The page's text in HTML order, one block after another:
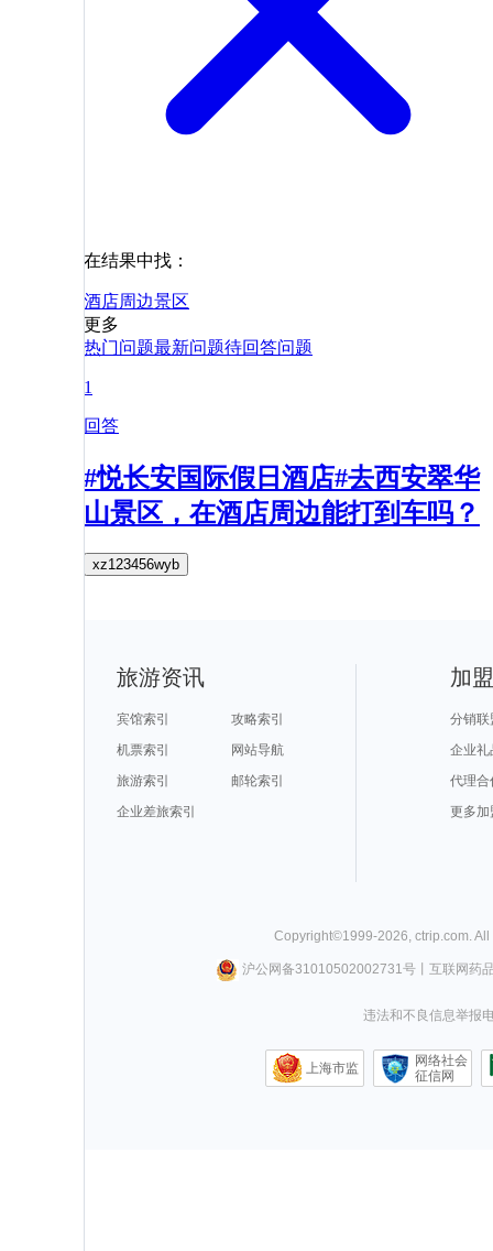
在结果中找：
酒店周边景区
更多
热门问题最新问题待回答问题
1
回答
#悦长安国际假日酒店#去西安翠华
山景区，在酒店周边能打到车吗？
xz123456wyb
旅游资讯
宾馆索引
攻略索引
机票索引
网站导航
旅游索引
邮轮索引
企业差旅索引
加
分销联
企业礼
代理合
更多加
Copyright©1999-2026 ctrip.com .
沪公网备31010502002731号丨 互联网药
违法和不良信息举报
上海市监
网络社会
征信网